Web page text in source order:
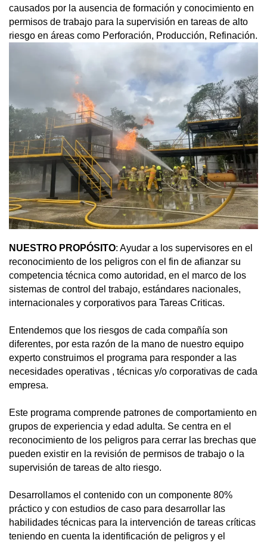
causados por la ausencia de formación y conocimiento en
permisos de trabajo para la supervisión en tareas de alto
riesgo en áreas como Perforación, Producción, Refinación.
NUESTRO PROPÓSITO: Ayudar a los supervisores en el
reconocimiento de los peligros con el fin de afianzar su
competencia técnica como autoridad, en el marco de los
sistemas de control del trabajo, estándares nacionales,
internacionales y corporativos para Tareas Criticas.
Entendemos que los riesgos de cada compañía son
diferentes, por esta razón de la mano de nuestro equipo
experto construimos el programa para responder a las
necesidades operativas , técnicas y/o corporativas de cada
empresa.
Este programa comprende patrones de comportamiento en
grupos de experiencia y edad adulta. Se centra en el
reconocimiento de los peligros para cerrar las brechas que
pueden existir en la revisión de permisos de trabajo o la
supervisión de tareas de alto riesgo.
Desarrollamos el contenido con un componente 80%
práctico y con estudios de caso para desarrollar las
habilidades técnicas para la intervención de tareas críticas
teniendo en cuenta la identificación de peligros y el